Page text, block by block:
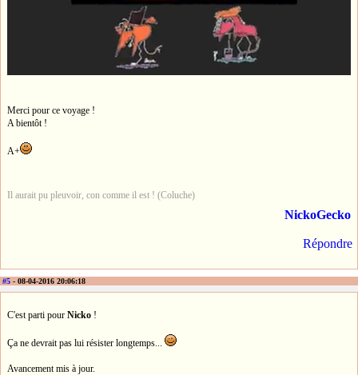
Merci pour ce voyage !
A bientôt !
A+
Il aurait pu pleuvoir, con comme il est ! (Coluche)
NickoGecko
Répondre
#5 - 08-04-2016 20:06:18
C'est parti pour Nicko !
Ça ne devrait pas lui résister longtemps...
Avancement mis à jour.